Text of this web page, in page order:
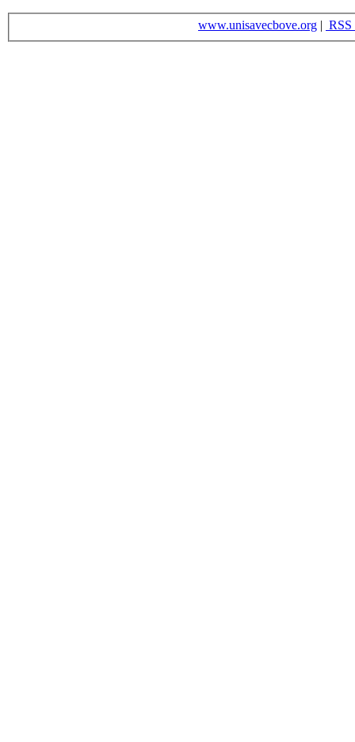
www.unisavecbove.org RSS